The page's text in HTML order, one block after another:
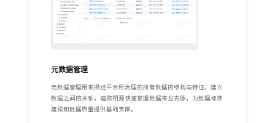
元数据管理
元数据管理用来描述平台所治理的所有数据的结构与特征，建立
数据之间的关系，追踪朔源快速掌握数据来龙去脉，为数据标准
建设和数据质量提供基础支撑。